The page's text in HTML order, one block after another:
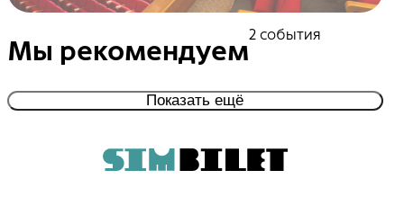
Мы рекомендуем
2 события
Показать ещё